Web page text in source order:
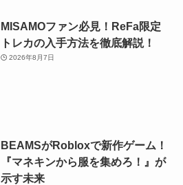
MISAMOファン必見！ReFa限定
トレカの入手方法を徹底解説！
2026年8月7日
BEAMSがRobloxで新作ゲーム！
『マネキンから服を集めろ！』が
示す未来